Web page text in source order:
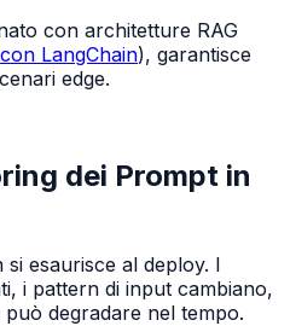
con architetture RAG
LangChain), garantisce
edge.
dei Prompt in
esaurisce al deploy. I
i pattern di input cambiano,
degradare nel tempo.